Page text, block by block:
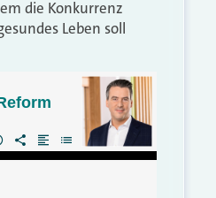
die Konkurrenz
Leben soll